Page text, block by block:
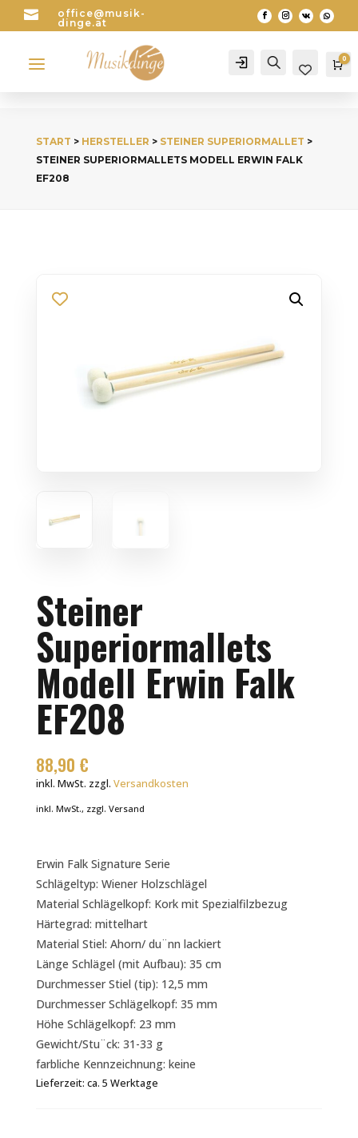

office@musik-
dinge.at
a Account Search 0
START > HERSTELLER > STEINER SUPERIORMALLET >
STEINER SUPERIORMALLETS MODELL ERWIN FALK
EF208
Steiner
Superiormallets
Modell Erwin Falk
EF208
88,90 €
inkl. MwSt. zzgl. Versandkosten
inkl. MwSt., zzgl. Versand
Erwin Falk Signature Serie
Schlägeltyp: Wiener Holzschlägel
Material Schlägelkopf: Kork mit Spezialfilzbezug
Härtegrad: mittelhart
Material Stiel: Ahorn/ du¨nn lackiert
Länge Schlägel (mit Aufbau): 35 cm
Durchmesser Stiel (tip): 12,5 mm
Durchmesser Schlägelkopf: 35 mm
Höhe Schlägelkopf: 23 mm
Gewicht/Stu¨ck: 31-33 g
farbliche Kennzeichnung: keine
Lieferzeit: ca. 5 Werktage